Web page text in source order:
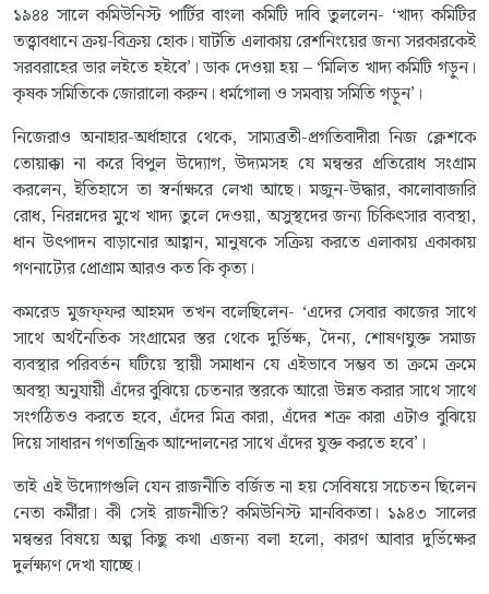
১৯৪৪ সালে কমিউনিস্ট পার্টির বাংলা কমিটি দাবি তুললেন- ‘খাদ্য কমিটির
তত্ত্বাবধানে ক্রয়-বিক্রয় হোক। ঘাটতি এলাকায় রেশনিংয়ের জন্য সরকারকেই
সরবরাহের ভার লইতে হইবে’। ডাক দেওয়া হয় – ‘মিলিত খাদ্য কমিটি গড়ুন।
কৃষক সমিতিকে জোরালো করুন। ধর্মগোলা ও সমবায় সমিতি গড়ুন’।
নিজেরাও অনাহার-অর্ধাহারে থেকে, সাম্যব্রতী-প্রগতিবাদীরা নিজ ক্লেশকে
তোয়াক্কা না করে বিপুল উদ্যোগ, উদ্যমসহ যে মন্বন্তর প্রতিরোধ সংগ্রাম
করলেন, ইতিহাসে তা স্বর্নাক্ষরে লেখা আছে। মজুন-উদ্ধার, কালোবাজারি
রোধ, নিরন্নদের মুখে খাদ্য তুলে দেওয়া, অসুস্থদের জন্য চিকিৎসার ব্যবস্থা,
ধান উৎপাদন বাড়ানোর আহ্বান, মানুষকে সক্রিয় করতে এলাকায় একাকায়
গণনাট্যের প্রোগ্রাম আরও কত কি কৃত্য।
কমরেড মুজফ্‌ফর আহমদ তখন বলেছিলেন- ‘এদের সেবার কাজের সাথে
সাথে অর্থনৈতিক সংগ্রামের স্তর থেকে দুর্ভিক্ষ, দৈন্য, শোষণযুক্ত সমাজ
ব্যবস্থার পরিবর্তন ঘটিয়ে স্থায়ী সমাধান যে এইভাবে সম্ভব তা ক্রমে ক্রমে
অবস্থা অনুযায়ী এঁদের বুঝিয়ে চেতনার স্তরকে আরো উন্নত করার সাথে সাথে
সংগঠিতও করতে হবে, এঁদের মিত্র কারা, এঁদের শত্রু কারা এটাও বুঝিয়ে
দিয়ে সাধারন গণতান্ত্রিক আন্দোলনের সাথে এঁদের যুক্ত করতে হবে’।
তাই এই উদ্যোগগুলি যেন রাজনীতি বর্জিত না হয় সেবিষয়ে সচেতন ছিলেন
নেতা কর্মীরা। কী সেই রাজনীতি? কমিউনিস্ট মানবিকতা। ১৯৪৩ সালের
মন্বন্তর বিষয়ে অল্প কিছু কথা এজন্য বলা হলো, কারণ আবার দুর্ভিক্ষের
দুর্লক্ষ্যণ দেখা যাচ্ছে।